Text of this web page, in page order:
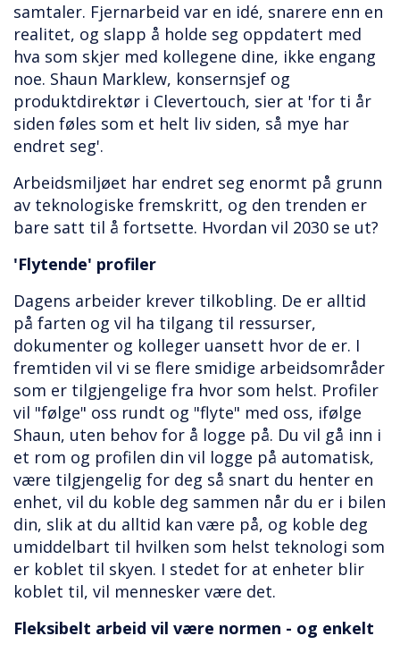
samtaler. Fjernarbeid var en idé, snarere enn en
realitet, og slapp å holde seg oppdatert med
hva som skjer med kollegene dine, ikke engang
noe. Shaun Marklew, konsernsjef og
produktdirektør i Clevertouch, sier at 'for ti år
siden føles som et helt liv siden, så mye har
endret seg'.
Arbeidsmiljøet har endret seg enormt på grunn
av teknologiske fremskritt, og den trenden er
bare satt til å fortsette. Hvordan vil 2030 se ut?
'Flytende' profiler
Dagens arbeider krever tilkobling. De er alltid
på farten og vil ha tilgang til ressurser,
dokumenter og kolleger uansett hvor de er. I
fremtiden vil vi se flere smidige arbeidsområder
som er tilgjengelige fra hvor som helst. Profiler
vil "følge" oss rundt og "flyte" med oss, ifølge
Shaun, uten behov for å logge på. Du vil gå inn i
et rom og profilen din vil logge på automatisk,
være tilgjengelig for deg så snart du henter en
enhet, vil du koble deg sammen når du er i bilen
din, slik at du alltid kan være på, og koble deg
umiddelbart til hvilken som helst teknologi som
er koblet til skyen. I stedet for at enheter blir
koblet til, vil mennesker være det.
Fleksibelt arbeid vil være normen - og enkelt